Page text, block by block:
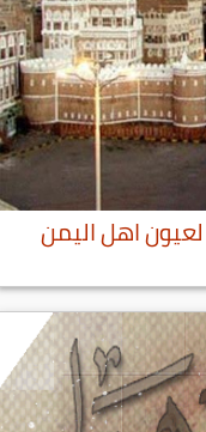
اهل اليمن